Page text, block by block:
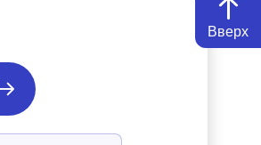
Вверх